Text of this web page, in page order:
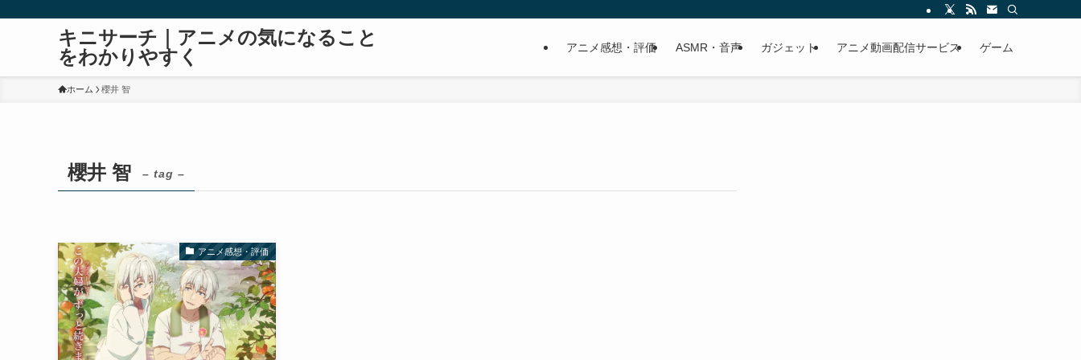
キニサーチ｜アニメの気になること
をわかりやすく
アニメ感想・評価 ASMR・音声 ガジェット アニメ動画配信サービス ゲーム
ホーム 櫻井 智
櫻井 智 – tag –
アニメ感想・評価